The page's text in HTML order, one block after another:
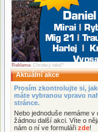
Reklama. Chcete ji také?
Aktuální akce
Prosím zkontrolujte si,
máte vybranou vpravo
stránce.
Nebo jednoduše nemáme v
žádnou další akci. Víte o
nám o ní ve formuláři zde!